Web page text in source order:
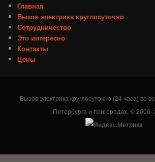
Главная
Вызов электрика круглосуточно
Сотрудничество
Это интересно
Контакты
Цены
Вызов электрика круглосуточно (24 часа) во
Петербурга и пригородах. ©